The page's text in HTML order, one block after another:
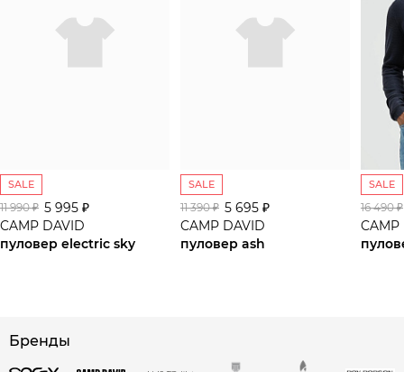
SALE
11 990 ₽ 5 995 ₽
CAMP DAVID
пуловер electric sky
SALE
11 390 ₽ 5 695 ₽
CAMP DAVID
пуловер ash
SALE
16 490 ₽
CAMP
Бренды